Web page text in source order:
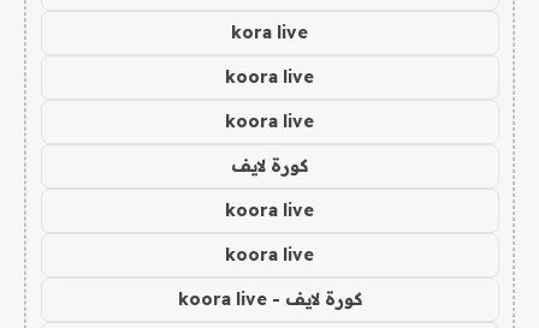
kora live
koora live
koora live
كورة لايف
koora live
koora live
كورة لايف - koora live